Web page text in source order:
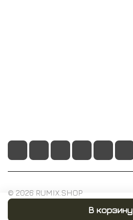
В корзину
© 2026 RUMIX.SHOP
Конфиденциальность Оферта